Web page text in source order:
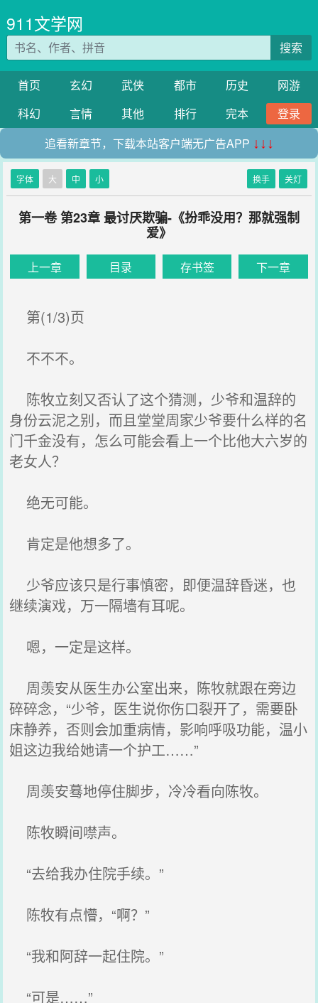
911文学网
搜索
首页 玄幻 武侠 都市 历史
网游
科幻
言情 其他 排行 完本
登录
追看新章节，下载本站客户端无广告APP ↓↓↓
字体 大 中 小 换手 关灯
第一卷 第23章 最讨厌欺骗-《扮乖没用？那就强制
爱》
上一章 目录 存书签 下一章
第(1/3)页
不不不。
陈牧立刻又否认了这个猜测，少爷和温辞的
身份云泥之别，而且堂堂周家少爷要什么样的名
门千金没有，怎么可能会看上一个比他大六岁的
老女人？
绝无可能。
肯定是他想多了。
少爷应该只是行事慎密，即便温辞昏迷，也
继续演戏，万一隔墙有耳呢。
嗯，一定是这样。
周羡安从医生办公室出来，陈牧就跟在旁边
碎碎念，“少爷，医生说你伤口裂开了，需要卧
床静养，否则会加重病情，影响呼吸功能，温小
姐这边我给她请一个护工……”
周羡安蓦地停住脚步，冷冷看向陈牧。
陈牧瞬间噤声。
“去给我办住院手续。”
陈牧有点懵，“啊？”
“我和阿辞一起住院。”
“可是……”